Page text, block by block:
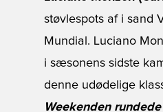
støvlespots af i sand
Mundial. Luciano
i sæsonens sidste
denne udødelige
Weekenden